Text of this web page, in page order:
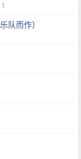
队而作）